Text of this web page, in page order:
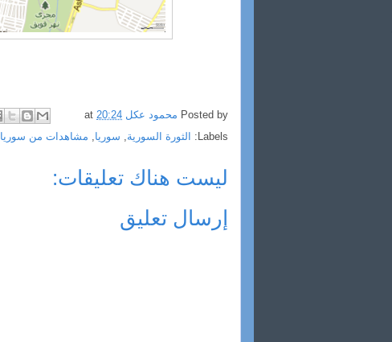
Posted by محمود عكل at 20:24
Labels:
الثورة السورية سوريا مشاهدات من سوريا
ليست هناك تعليقات:
إرسال تعليق